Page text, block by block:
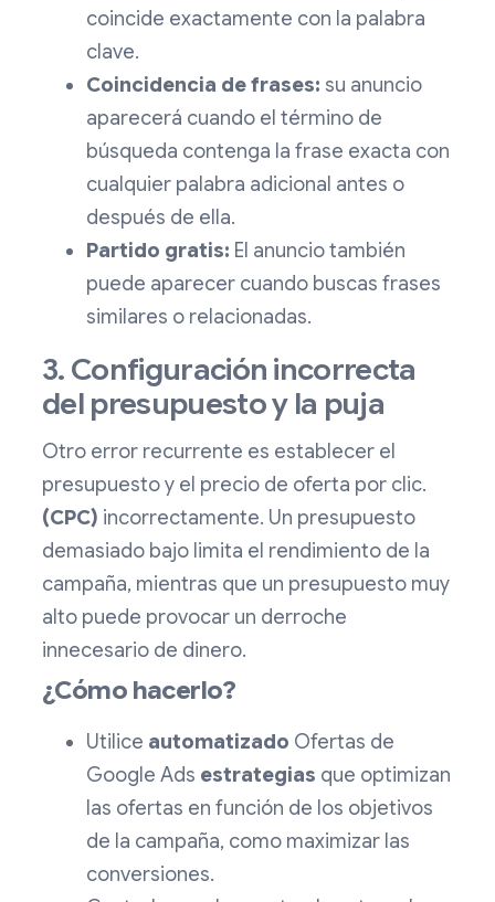
coincide exactamente con la palabra
clave.
Coincidencia de frases: su anuncio
aparecerá cuando el término de
búsqueda contenga la frase exacta con
cualquier palabra adicional antes o
después de ella.
Partido gratis: El anuncio también
puede aparecer cuando buscas frases
similares o relacionadas.
3. Configuración incorrecta
del presupuesto y la puja
Otro error recurrente es establecer el
presupuesto y el precio de oferta por clic.
(CPC) incorrectamente. Un presupuesto
demasiado bajo limita el rendimiento de la
campaña, mientras que un presupuesto muy
alto puede provocar un derroche
innecesario de dinero.
¿Cómo hacerlo?
Utilice automatizado Ofertas de
Google Ads estrategias que optimizan
las ofertas en función de los objetivos
de la campaña, como maximizar las
conversiones.